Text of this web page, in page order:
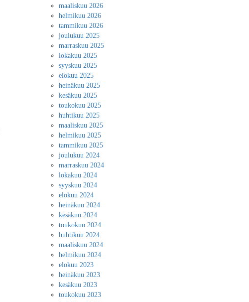
maaliskuu 2026
helmikuu 2026
tammikuu 2026
joulukuu 2025
marraskuu 2025
lokakuu 2025
syyskuu 2025
elokuu 2025
heinäkuu 2025
kesäkuu 2025
toukokuu 2025
huhtikuu 2025
maaliskuu 2025
helmikuu 2025
tammikuu 2025
joulukuu 2024
marraskuu 2024
lokakuu 2024
syyskuu 2024
elokuu 2024
heinäkuu 2024
kesäkuu 2024
toukokuu 2024
huhtikuu 2024
maaliskuu 2024
helmikuu 2024
elokuu 2023
heinäkuu 2023
kesäkuu 2023
toukokuu 2023